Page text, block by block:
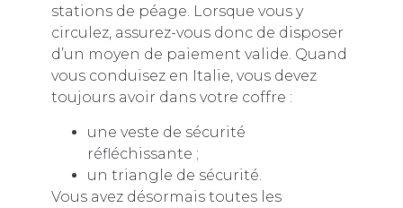
stations de péage. Lorsque vous y
circulez, assurez-vous donc de disposer
d’un moyen de paiement valide. Quand
vous conduisez en Italie, vous devez
toujours avoir dans votre coffre :
une veste de sécurité
réfléchissante ;
un triangle de sécurité.
Vous avez désormais toutes les